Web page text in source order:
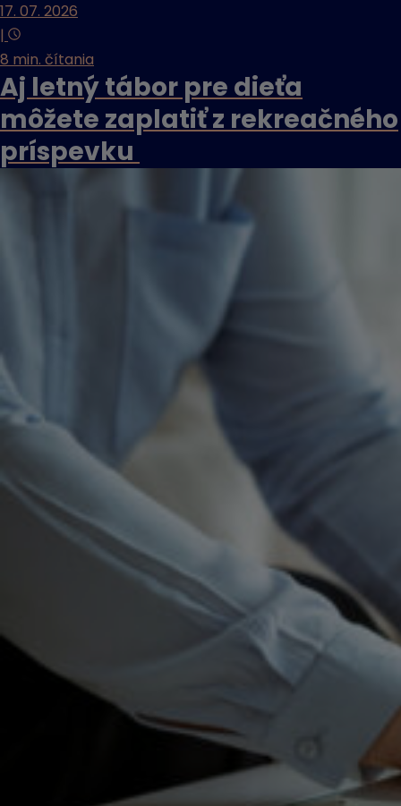
17. 07. 2026
|
8 min. čítania
Aj letný tábor pre dieťa
môžete zaplatiť z rekreačného
príspevku